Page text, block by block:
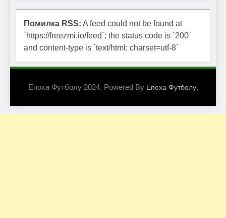
Помилка RSS: A feed could not be found at
`https://freezmi.io/feed`; the status code is `200`
and content-type is `text/html; charset=utf-8`
Епоха Футболу 2024. Powered By Епоха Футболу.